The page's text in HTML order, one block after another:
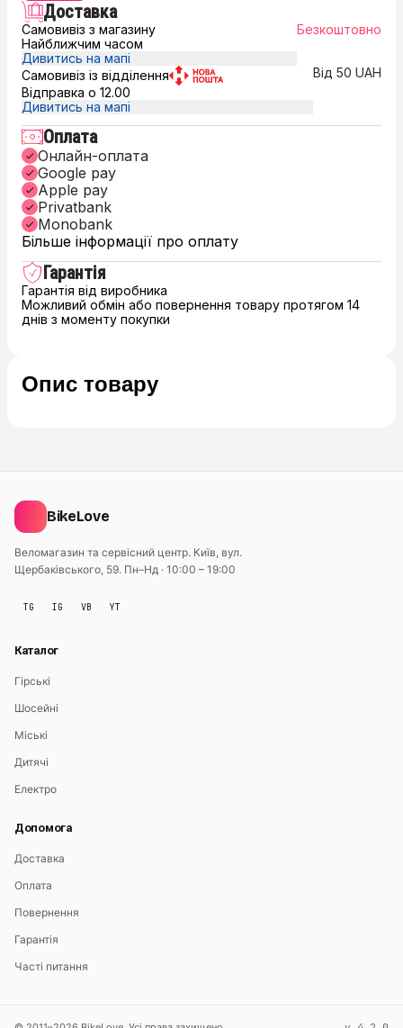
Доставка
Самовивіз з магазину
Найближчим часом
Дивитись на мапі
Безкоштовно
Самовивіз із відділення
Відправка о 12.00
Дивитись на мапі
Від 50 UAH
Оплата
Онлайн-оплата
Google pay
Apple pay
Privatbank
Monobank
Більше інформації про оплату
Гарантія
Гарантія від виробника
Можливий обмін або повернення товару протягом 14
днів з моменту покупки
Опис товару
BikeLove
Веломагазин та сервісний центр. Київ, вул.
Щербаківського, 59. Пн–Нд · 10:00 – 19:00
TG IG VB YT
Каталог
Гірські
Шосейні
Міські
Дитячі
Електро
Допомога
Доставка
Оплата
Повернення
Гарантія
Часті питання